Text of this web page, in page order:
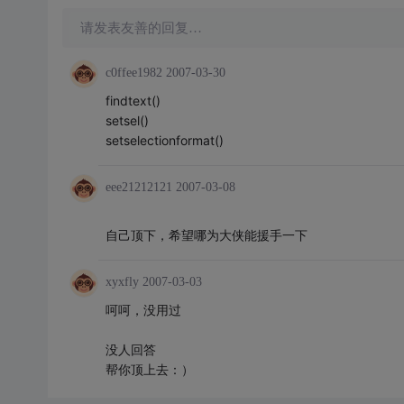
请发表友善的回复…
c0ffee1982 2007-03-30
findtext()
setsel()
setselectionformat()
eee21212121 2007-03-08
自己顶下，希望哪为大侠能援手一下
xyxfly 2007-03-03
呵呵，没用过
没人回答
帮你顶上去：）